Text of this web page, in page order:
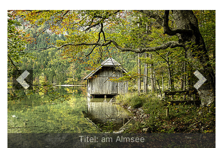
Titel: am Almsee
Previous Next